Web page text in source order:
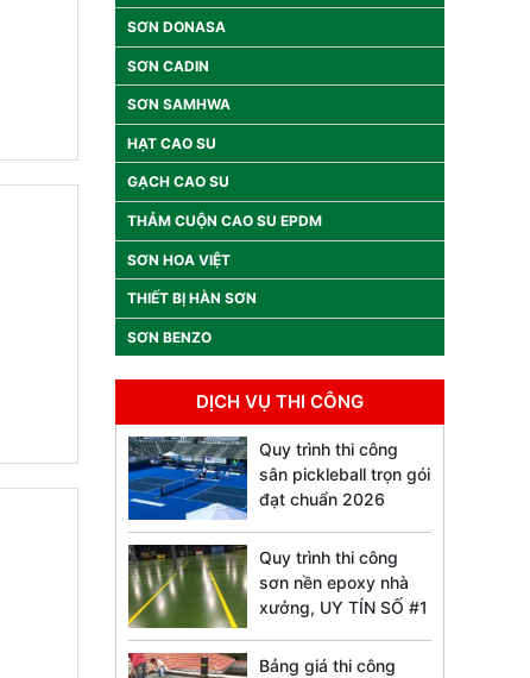
SƠN DONASA
SƠN CADIN
SƠN SAMHWA
HẠT CAO SU
GẠCH CAO SU
THẢM CUỘN CAO SU EPDM
SƠN HOA VIỆT
THIẾT BỊ HÀN SƠN
SƠN BENZO
DỊCH VỤ THI CÔNG
Quy trình thi công
sân pickleball trọn gói
đạt chuẩn 2026
Quy trình thi công
sơn nền epoxy nhà
xưởng, UY TÍN SỐ #1
Bảng giá thi công